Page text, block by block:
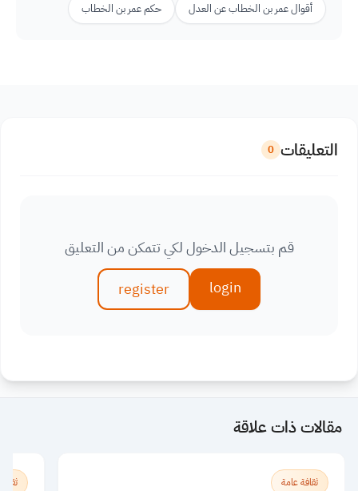
أقوال عمر بن الخطاب عن العدل
حكم عمر بن الخطاب
التعليقات 0
قم بتسجيل الدخول لكي تتمكن من التعليق
login
register
مقالات ذات علاقة
ثقافة عامة